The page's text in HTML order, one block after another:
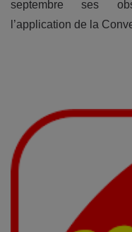
septembre ses
l’application de la